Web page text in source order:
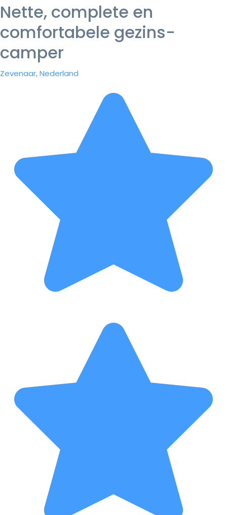
Nette, complete en
comfortabele gezins-
camper
Zevenaar, Nederland